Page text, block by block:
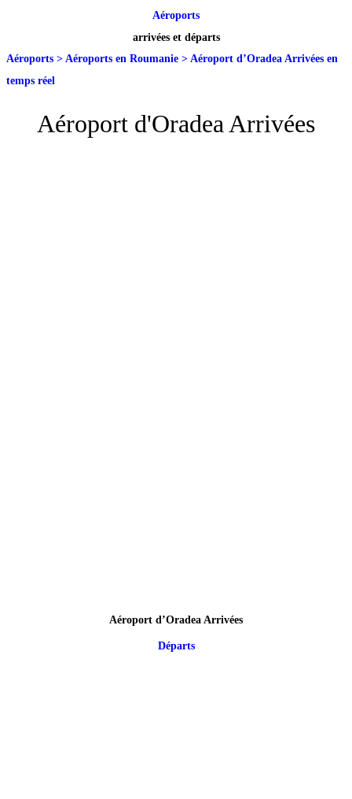
Aéroports
arrivées et départs
Aéroports > Aéroports en Roumanie > Aéroport d’Oradea Arrivées en
temps réel
Aéroport d'Oradea Arrivées
Aéroport d’Oradea Arrivées
Départs